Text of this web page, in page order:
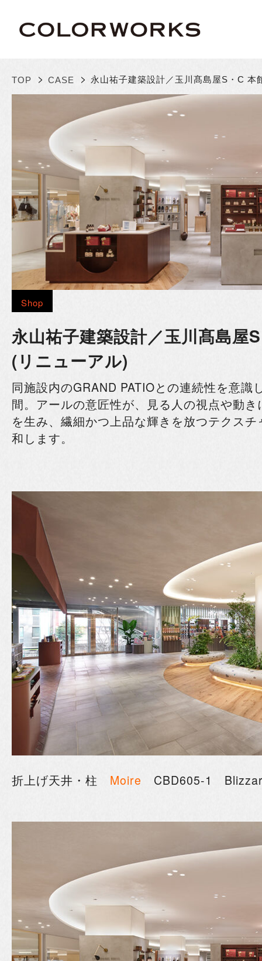
TOP > CASE > 永山祐子建築設計／玉川髙島屋S・C 本
Shop
永山祐子建築設計／玉川髙島屋
(リニューアル)
同施設内のGRAND PATIOとの連続性を意識
間。アールの意匠性が、見る人の視点や動
を生み、繊細かつ上品な輝きを放つテクス
和します。
折上げ天井・柱 Moire CBD605-1